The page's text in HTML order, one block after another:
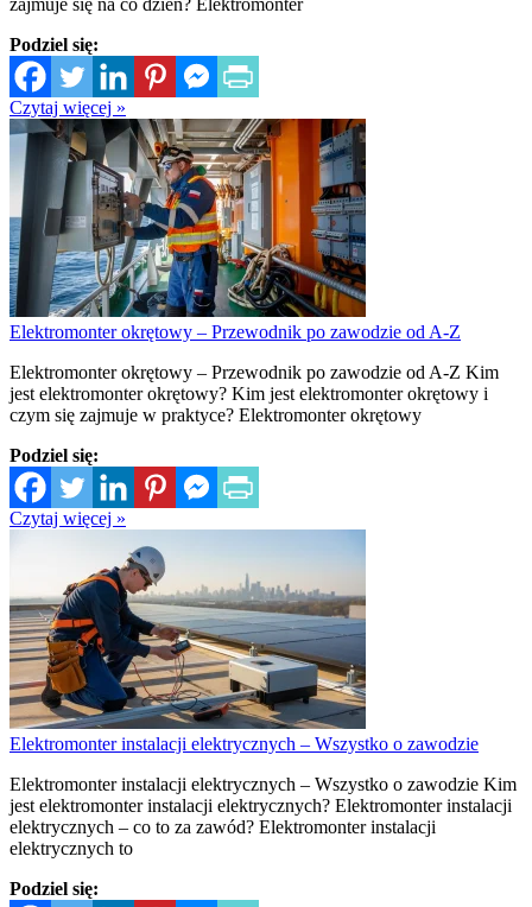
zajmuje się na co dzień? Elektromonter
Podziel się:
Czytaj więcej »
Elektromonter okrętowy – Przewodnik po zawodzie od A-Z
Elektromonter okrętowy – Przewodnik po zawodzie od A-Z Kim
jest elektromonter okrętowy? Kim jest elektromonter okrętowy i
czym się zajmuje w praktyce? Elektromonter okrętowy
Podziel się:
Czytaj więcej »
Elektromonter instalacji elektrycznych – Wszystko o zawodzie
Elektromonter instalacji elektrycznych – Wszystko o zawodzie Kim
jest elektromonter instalacji elektrycznych? Elektromonter instalacji
elektrycznych – co to za zawód? Elektromonter instalacji
elektrycznych to
Podziel się: